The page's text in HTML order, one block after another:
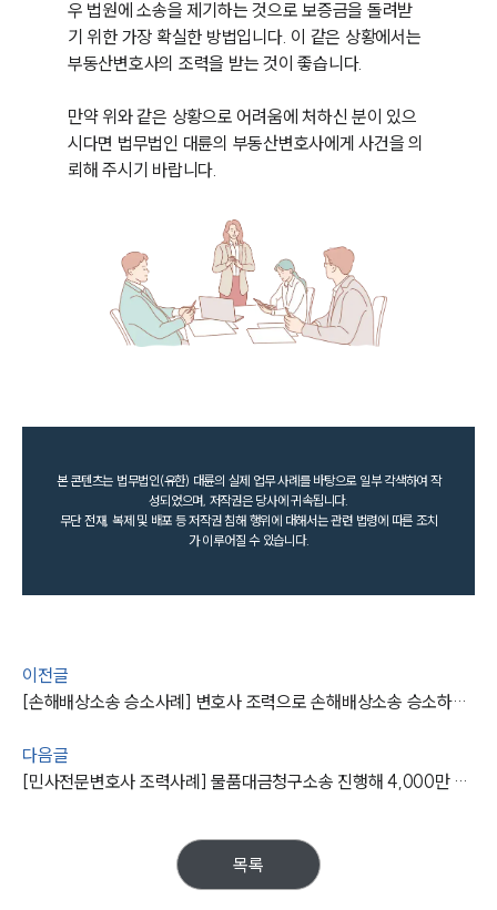
우 법원에 소송을 제기하는 것으로 보증금을 돌려받
기 위한 가장 확실한 방법입니다. 이 같은 상황에서는
부동산변호사의 조력을 받는 것이 좋습니다.
만약 위와 같은 상황으로 어려움에 처하신 분이 있으
시다면 법무법인 대륜의 부동산변호사에게 사건을 의
뢰해 주시기 바랍니다.
본 콘텐츠는 법무법인(유한) 대륜의 실제 업무 사례를 바탕으로 일부 각색하여 작
성되었으며, 저작권은 당사에 귀속됩니다.
무단 전재, 복제 및 배포 등 저작권 침해 행위에 대해서는 관련 법령에 따른 조치
가 이루어질 수 있습니다.
이전글
[손해배상소송 승소사례] 변호사 조력으로 손해배상소송 승소하여 손해배상금 받음
다음글
[민사전문변호사 조력사례] 물품대금청구소송 진행해 4,000만 원 및 지연손해금 받아내
목록